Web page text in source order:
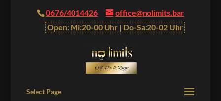
0676/4014426
office@nolimits.bar
Open: Mi:20-00 Uhr | Do-Sa:20-02 Uhr
Select Page